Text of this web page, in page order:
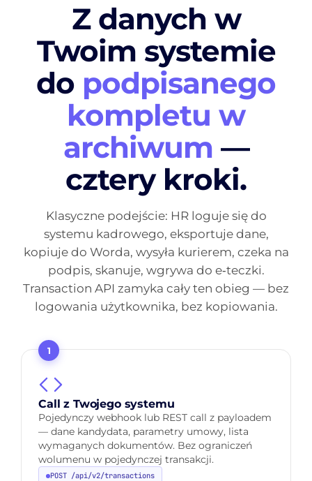
Z danych w
Twoim systemie
do podpisanego
kompletu w
archiwum —
cztery kroki.
Klasyczne podejście: HR loguje się do
systemu kadrowego, eksportuje dane,
kopiuje do Worda, wysyła kurierem, czeka na
podpis, skanuje, wgrywa do e‑teczki.
Transaction API zamyka cały ten obieg — bez
logowania użytkownika, bez kopiowania.
1
Call z Twojego systemu
Pojedynczy webhook lub REST call z payloadem
— dane kandydata, parametry umowy, lista
wymaganych dokumentów. Bez ograniczeń
wolumenu w pojedynczej transakcji.
POST /api/v2/transactions